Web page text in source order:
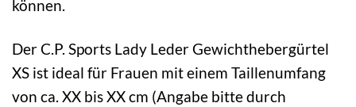
können.
Der C.P. Sports Lady Leder Gewichthebergürtel
XS ist ideal für Frauen mit einem Taillenumfang
von ca. XX bis XX cm (Angabe bitte durch